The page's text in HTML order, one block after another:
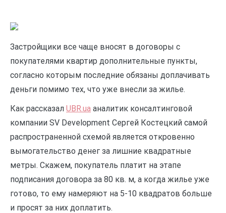
Застройщики все чаще вносят в договоры с
покупателями квартир дополнительные пункты,
согласно которым последние обязаны доплачивать
деньги помимо тех, что уже внесли за жилье.
Как рассказал UBR.ua аналитик консалтинговой
компании SV Development Сергей Костецкий самой
распространенной схемой является откровенно
вымогательство денег за лишние квадратные
метры. Скажем, покупатель платит на этапе
подписания договора за 80 кв. м, а когда жилье уже
готово, то ему намеряют на 5-10 квадратов больше
и просят за них доплатить.